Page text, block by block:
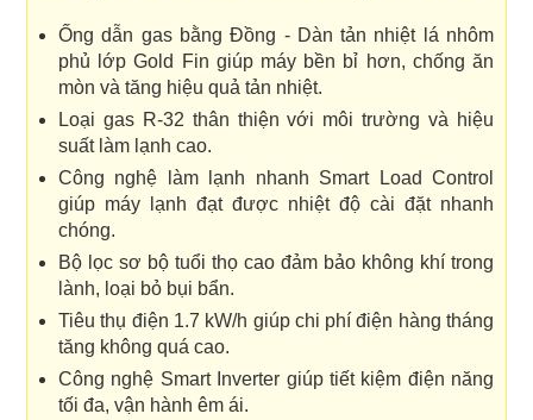
Ống dẫn gas bằng Đồng - Dàn tản nhiệt lá nhôm
phủ lớp Gold Fin giúp máy bền bỉ hơn, chống ăn
mòn và tăng hiệu quả tản nhiệt.
Loại gas R-32 thân thiện với môi trường và hiệu
suất làm lạnh cao.
Công nghệ làm lạnh nhanh Smart Load Control
giúp máy lạnh đạt được nhiệt độ cài đặt nhanh
chóng.
Bộ lọc sơ bộ tuổi thọ cao đảm bảo không khí trong
lành, loại bỏ bụi bẩn.
Tiêu thụ điện 1.7 kW/h giúp chi phí điện hàng tháng
tăng không quá cao.
Công nghệ Smart Inverter giúp tiết kiệm điện năng
tối đa, vận hành êm ái.